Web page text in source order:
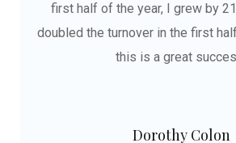
first half of the year, I grew by
doubled the turnover in the first
this is a great
Dorothy Colon